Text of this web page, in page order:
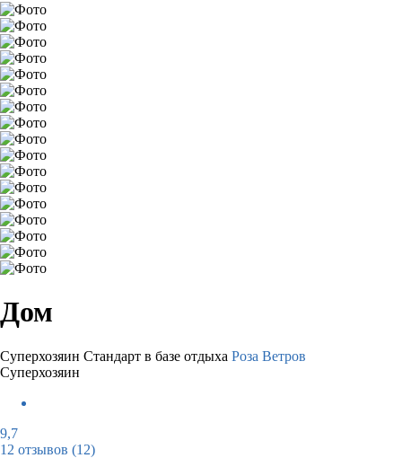
Дом
Суперхозяин Стандарт в базе отдыха Роза Ветров
Суперхозяин
9,7
12 отзывов (12)